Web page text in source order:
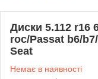
Диски 5.112 r16
roc/Passat b6/
Seat
Немає в наявності